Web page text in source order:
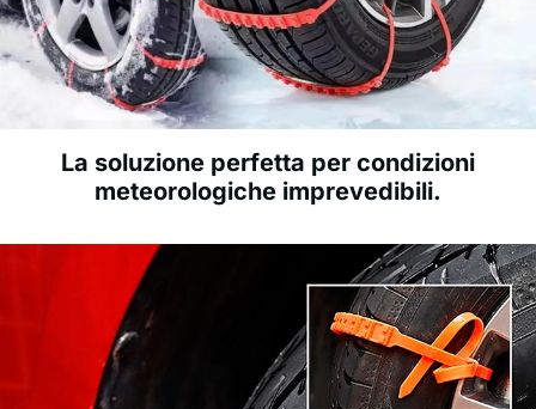
La soluzione perfetta per condizioni
meteorologiche imprevedibili.